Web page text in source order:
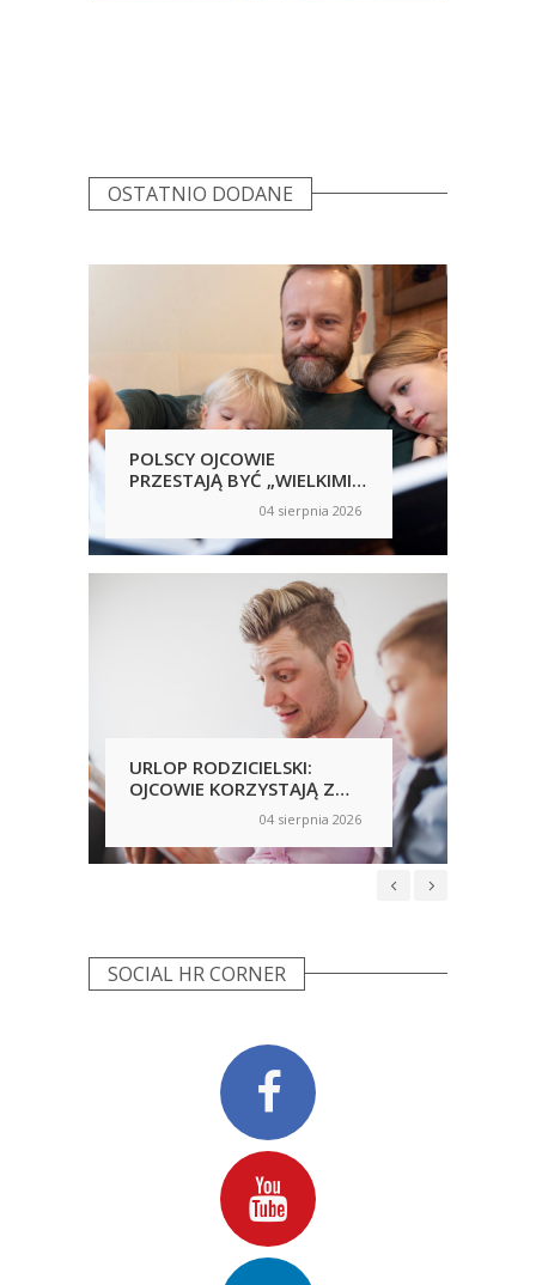
OSTATNIO DODANE
POLSCY OJCOWIE
PRZESTAJĄ BYĆ „WIELKIMI
04 sierpnia 2026
URLOP RODZICIELSKI:
OJCOWIE KORZYSTAJĄ Z
NICH CHĘTNIEJ, ALE
NIERÓWNOŚCI NADAL SĄ
WIDOCZNE
04 sierpnia 2026
SOCIAL HR CORNER